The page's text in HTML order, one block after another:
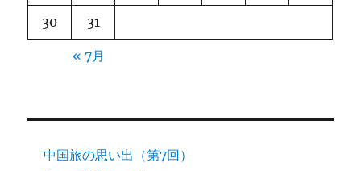
30 31
« 7月
中国旅の思い出（第7回）